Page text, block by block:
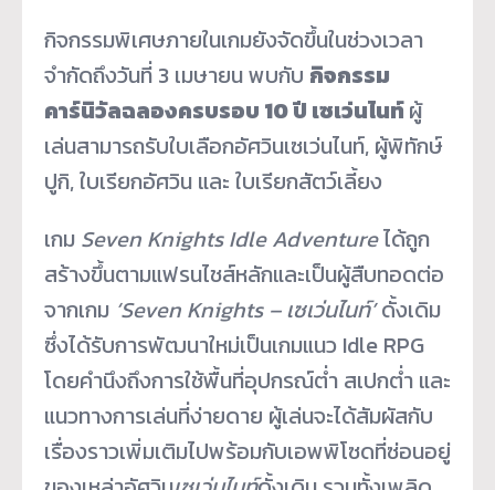
กิจกรรมพิเศษภายในเกมยังจัดขึ้นในช่วงเวลา
จำกัดถึงวันที่ 3 เมษายน พบกับ กิจกรรม
คาร์นิวัลฉลองครบรอบ 10 ปี เซเว่นไนท์ผู้
เล่นสามารถรับใบเลือกอัศวินเซเว่นไนท์, ผู้พิทักษ์
ปูกิ, ใบเรียกอัศวิน และ ใบเรียกสัตว์เลี้ยง
เกม Seven Knights Idle Adventureได้ถูก
สร้างขึ้นตามแฟรนไชส์หลักและเป็นผู้สืบทอดต่อ
จากเกม ‘Seven Knights – เซเว่นไนท์’ดั้งเดิม
ซึ่งได้รับการพัฒนาใหม่เป็นเกมแนว Idle RPG
โดยคำนึงถึงการใช้พื้นที่อุปกรณ์ต่ำ สเปกต่ำ และ
แนวทางการเล่นที่ง่ายดาย ผู้เล่นจะได้สัมผัสกับ
เรื่องราวเพิ่มเติมไปพร้อมกับเอพพิโซดที่ซ่อนอยู่